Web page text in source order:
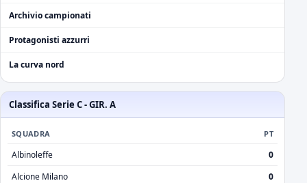
Archivio campionati
Protagonisti azzurri
La curva nord
Classifica Serie C - GIR. A
SQUADRA PT
Albinoleffe
0
Alcione Milano
0